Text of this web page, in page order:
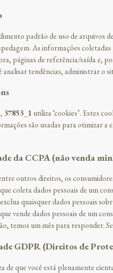
padrão de uso de arquivos
As informações
páginas de referência/saída e,
analisar tendências, administrar o
37853_1 utiliza ‘cookies’. Estes
são usadas para otimizar
da CCPA (não venda
outros direitos, os
coleta dados pessoais de um
quaisquer dados pessoais
vende dados pessoais de um
temos um mês para responder.
GDPR (Direitos de
de que você está plenamente